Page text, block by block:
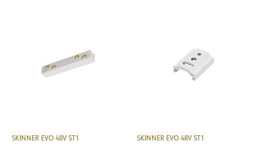
SKINNER EVO 48V ST1 SKINNER EVO 48V ST1